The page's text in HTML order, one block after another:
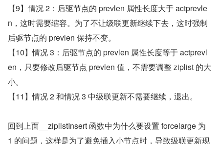
【9】情况 2：后驱节点的 prevlen 属性长度大于 actprevle
n，这时需要缩容。为了不让级联更新继续下去，这时强制
后驱节点的 prevlen 保持不变。
【10】情况 3：后驱节点的 prevlen 属性长度等于 actprevl
en，只要修改后驱节点 prevlen 值，不需要调整 ziplist 的大
小。
【11】情况 2 和情况 3 中级联更新不需要继续，退出。
回到上面__ziplistInsert 函数中为什么要设置 forcelarge 为
1 的问题，这样是为了避免插入小节点时，导致级联更新现